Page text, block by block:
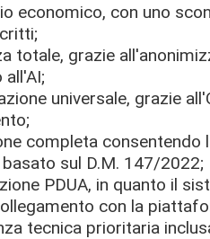
economico, con uno
totale, grazie
all'AI;
universale, grazie
completa
sul D.M. 147/2022;
PDUA, in quanto il
con la
tecnica prioritaria